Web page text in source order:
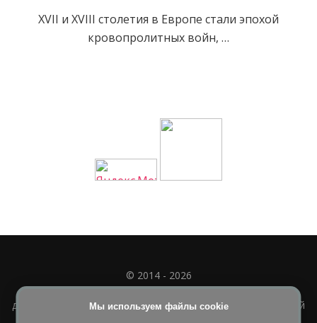
XVII и XVIII столетия в Европе стали эпохой
кровопролитных войн, …
Мы используем файлы cookie
© 2014 - 2026
Полное или частичное использование материала
допускается только при наличии активной и индексируемой